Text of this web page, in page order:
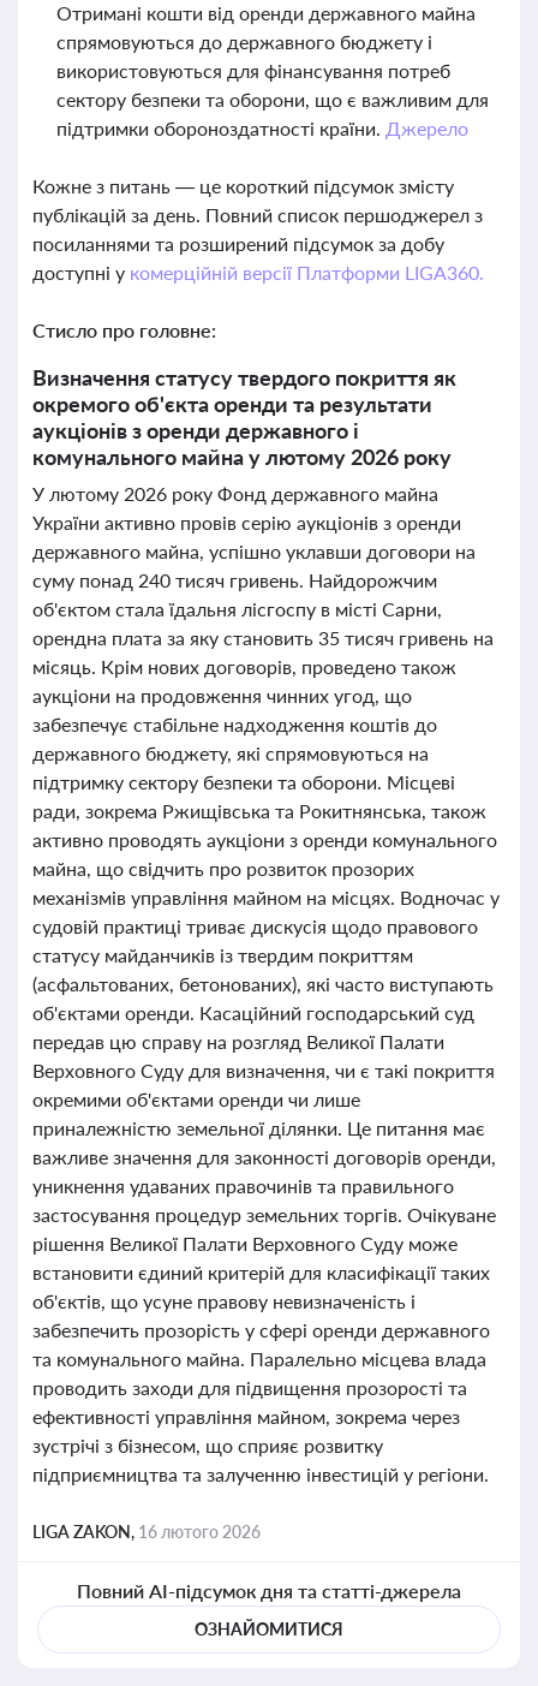
Отримані кошти від оренди державного майна
спрямовуються до державного бюджету і
використовуються для фінансування потреб
сектору безпеки та оборони, що є важливим для
підтримки обороноздатності країни. Джерело
Кожне з питань — це короткий підсумок змісту
публікацій за день. Повний список першоджерел з
посиланнями та розширений підсумок за добу
доступні у комерційній версії Платформи LIGA360.
Стисло про головне:
Визначення статусу твердого покриття як
окремого об'єкта оренди та результати
аукціонів з оренди державного і
комунального майна у лютому 2026 року
У лютому 2026 року Фонд державного майна
України активно провів серію аукціонів з оренди
державного майна, успішно уклавши договори на
суму понад 240 тисяч гривень. Найдорожчим
об'єктом стала їдальня лісгоспу в місті Сарни,
орендна плата за яку становить 35 тисяч гривень на
місяць. Крім нових договорів, проведено також
аукціони на продовження чинних угод, що
забезпечує стабільне надходження коштів до
державного бюджету, які спрямовуються на
підтримку сектору безпеки та оборони. Місцеві
ради, зокрема Ржищівська та Рокитнянська, також
активно проводять аукціони з оренди комунального
майна, що свідчить про розвиток прозорих
механізмів управління майном на місцях. Водночас у
судовій практиці триває дискусія щодо правового
статусу майданчиків із твердим покриттям
(асфальтованих, бетонованих), які часто виступають
об'єктами оренди. Касаційний господарський суд
передав цю справу на розгляд Великої Палати
Верховного Суду для визначення, чи є такі покриття
окремими об'єктами оренди чи лише
приналежністю земельної ділянки. Це питання має
важливе значення для законності договорів оренди,
уникнення удаваних правочинів та правильного
застосування процедур земельних торгів. Очікуване
рішення Великої Палати Верховного Суду може
встановити єдиний критерій для класифікації таких
об'єктів, що усуне правову невизначеність і
забезпечить прозорість у сфері оренди державного
та комунального майна. Паралельно місцева влада
проводить заходи для підвищення прозорості та
ефективності управління майном, зокрема через
зустрічі з бізнесом, що сприяє розвитку
підприємництва та залученню інвестицій у регіони.
LIGA ZAKON, 16 лютого 2026
Повний AI-підсумок дня та статті-джерела
ОЗНАЙОМИТИСЯ